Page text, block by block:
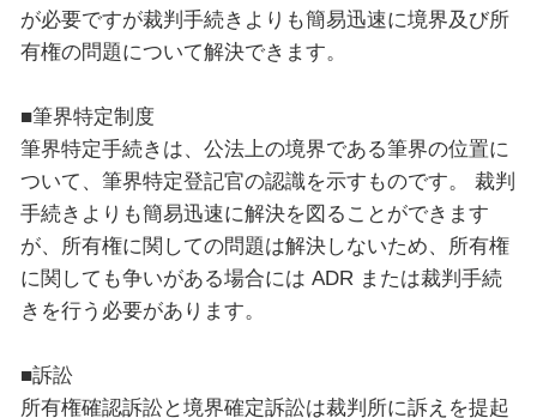
が必要ですが裁判手続きよりも簡易迅速に境界及び所
有権の問題について解決できます。
■筆界特定制度
筆界特定手続きは、公法上の境界である筆界の位置に
ついて、筆界特定登記官の認識を示すものです。 裁判
手続きよりも簡易迅速に解決を図ることができます
が、所有権に関しての問題は解決しないため、所有権
に関しても争いがある場合には ADR または裁判手続
きを行う必要があります。
■訴訟
所有権確認訴訟と境界確定訴訟は裁判所に訴えを提起